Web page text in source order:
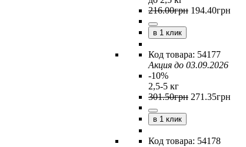
216.00грн 194.40грн
в 1 клик
54177
Акция до 03.09.2026
-10%
2,5-5 кг
301.50грн 271 .35грн
в 1 клик
54178